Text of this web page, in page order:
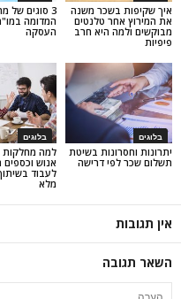
3 סוגים של מחיר הניצחון
המדומה במו"מ על חוזה
העסקה
משנה
טלנטים
חרב
בלוגים
למה מחלקות משאבי
אנוש וכספים חייבות
לעבוד בשיתוף פעולה
בשיטת
דרישה